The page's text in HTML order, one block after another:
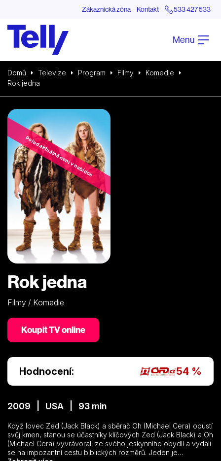
Zákaznická zóna Kontakt 533 427 533
Menu
Domů Televize Program Filmy
Komedie
Rok jedna
Pořad aktuálně není v nabídce
Rok jedna
Filmy / Komedie
Koupit TV online
Hodnocení: 54 %
2009 | USA | 93 min
Když lovec Zed (Jack Black) a sběrač Oh (Michael Cera) opustí
svůj kmen, stanou se účastníky klíčových Zed (Jack Black) a Oh
(Michael Cera) vyvrávorali ze svého jeskynního obydlí a vydali
se na impozantní cestu biblických rozměrů. Jeden je